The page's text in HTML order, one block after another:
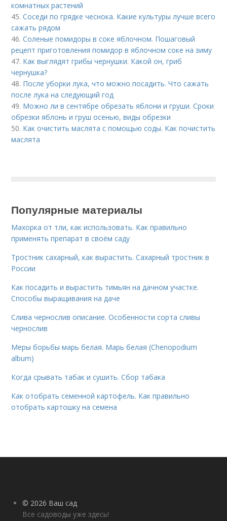
комнатных растений
45.Соседи по грядке чеснока. Какие культуры лучше всего
сажать рядом
46.Соленые помидоры в соке яблочном. Пошаговый
рецепт приготовления помидор в яблочном соке на зиму
47. Как выглядят грибы чернушки. Какой он, гриб
чернушка?
48. После уборки лука, что можно посадить. Что сажать
после лука на следующий год
49. Можно ли в сентябре обрезать яблони и груши. Сроки
обрезки яблонь и груш осенью, виды обрезки
50. Как очистить маслята с помощью соды. Как почистить
маслята
Популярные материалы
Махорка от тли, как использовать. Как правильно
применять препарат в своём саду
Тростник сахарный, как вырастить. Сахарный тростник в
России
Как посадить и вырастить тимьян на дачном участке.
Способы выращивания на даче
Слива чернослив описание. Особенности сорта сливы
чернослив
Меры борьбы марь белая. Марь белая (Chenopodium
album)
Когда срывать табак и сушить. Сбор табака
Как отобрать семенной картофель. Как правильно
отобрать картошку на семена
© 2026 Ваш сад
Все садоводы уже здесь!